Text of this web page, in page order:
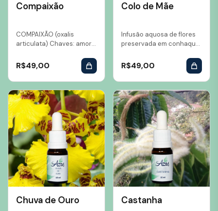
Compaixão
COMPAIXÃO (oxalis
articulata) Chaves: amor
unidade, perdão,
harmonia, entendimento,
compreensão....
R$49,00
Colo de Mãe
Infusão aquosa de flores
preservada em conhaque
R$49,00
Chuva de Ouro Castanha